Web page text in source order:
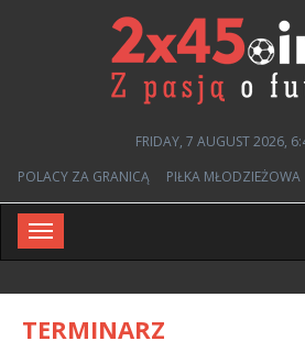
FRIDAY, 7 AUGUST 2026,
POLACY ZA GRANICĄ
PIŁKA MŁODZIEŻOWA
Toggle
navigation
TERMINARZ